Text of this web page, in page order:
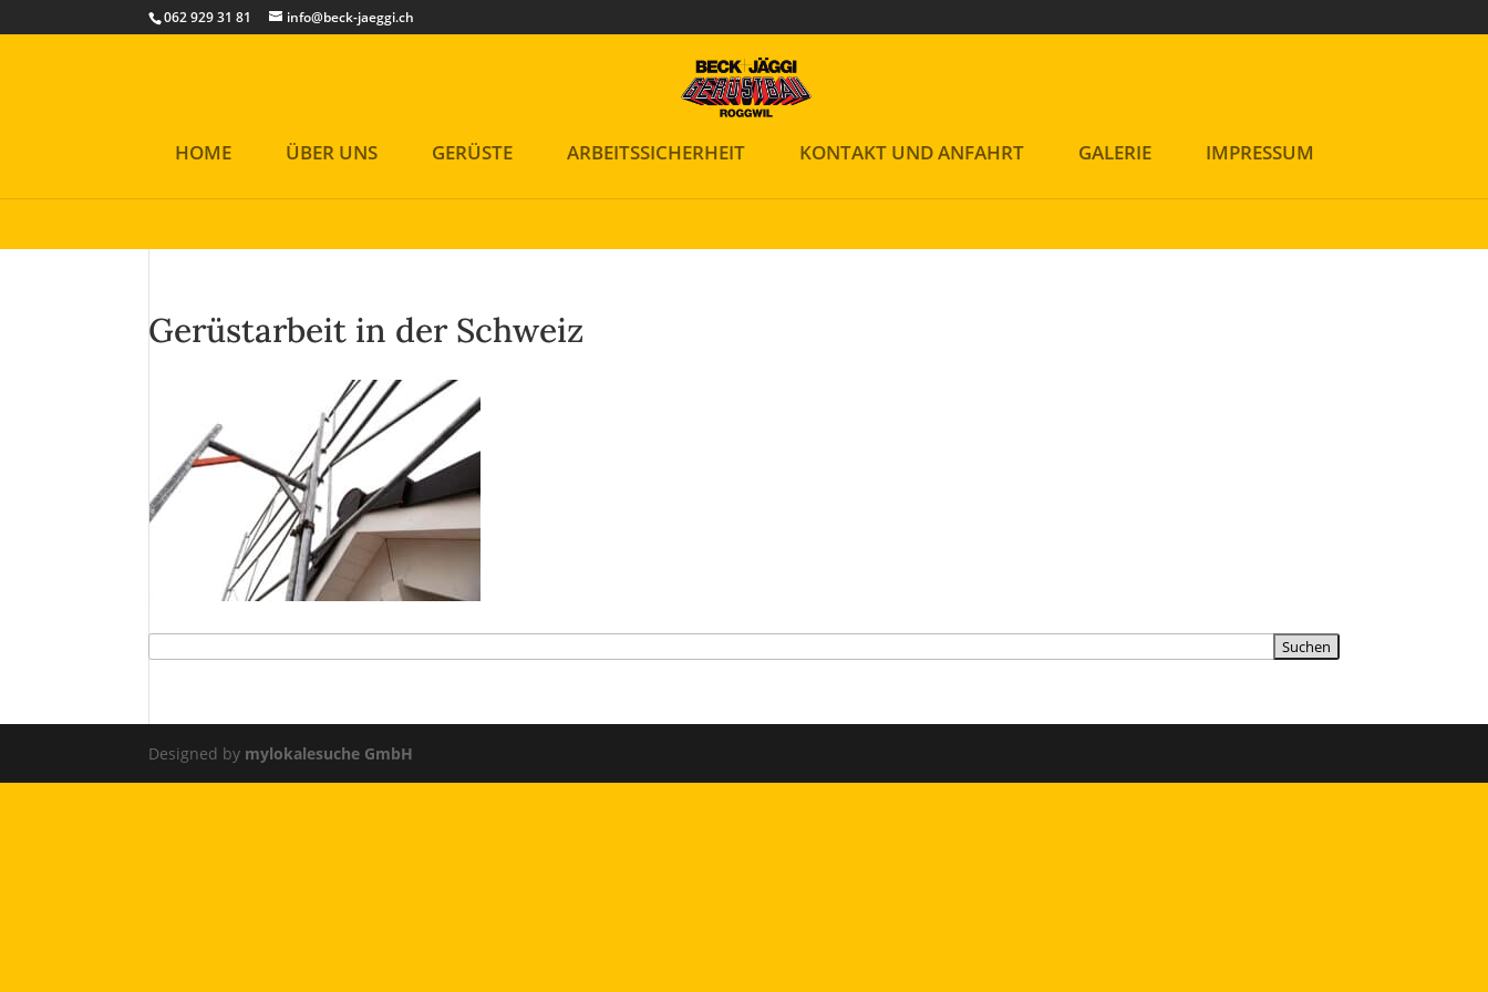
Cookies helfen uns bei der Bereitstellung unserer Inhalte und Dienste. Durch die weitere Nutzung der Webseite stimmen Sie der Verwendung von Cookies zu.
Okay!
062 929 31 81 info@beck-jaeggi.ch
HOME ÜBER UNS GERÜSTE ARBEITSSICHERHEIT KONTAKT UND ANFAHRT GALERIE IMPRESSUM
Gerüstarbeit in der Schweiz
Designed by mylokalesuche GmbH